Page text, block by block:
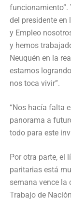
funcionamiento”.
del presidente en
y Empleo
y hemos
Neuquén en la
estamos
nos toca vivir”.
“Nos hacía falta
panorama a
todo para este
Por otra parte, el
paritarias está
semana vence
Trabajo de